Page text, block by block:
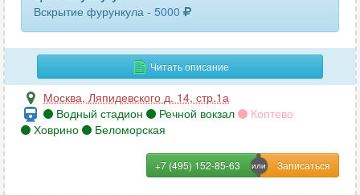
Вскрытие фурункула - 5000
Читать описание
Москва, Ляпидевского д. 14, стр.1а
Водный стадион
Речной вокзал
Коптево
Ховрино
Беломорская
+7 (495) 152-85-63